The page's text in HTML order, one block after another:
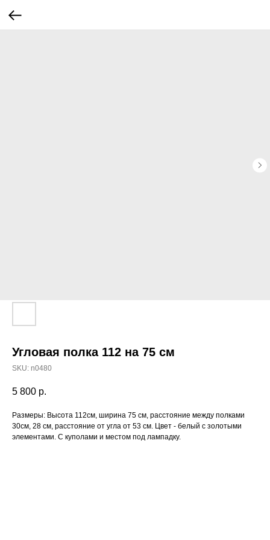
Угловая полка 112 на 75 см
SKU: n0480
5 800 р.
Размеры: Высота 112см, ширина 75 см, расстояние между полками
30см, 28 см, расстояние от угла от 53 см. Цвет - белый с золотыми
элементами. С куполами и местом под лампадку.